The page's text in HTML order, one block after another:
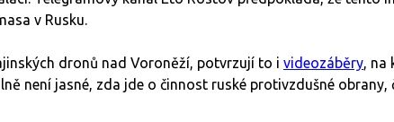
v Rusku.
dronů nad Voroněží, potvrzují to i videozáběry, na
není jasné, zda jde o činnost ruské protivzdušné obrany,